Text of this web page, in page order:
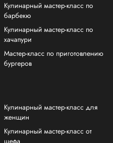
Кулинарный мастер-класс по
барбекю
Кулинарный мастер-класс по
хачапури
Мастер-класс по приготовлению
бургеров
Кулинарный мастер-класс для
женщин
Кулинарный мастер-класс от